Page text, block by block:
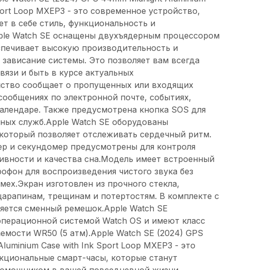
Loop MXEP3 - это современное устройство,
в себе стиль, функциональность и
Watch SE оснащены двухъядерным процессором
высокую производительность и
системы. Это позволяет вам всегда
и быть в курсе актуальных
сообщает о пропущенных или входящих
по электронной почте, событиях,
Также предусмотрена кнопка SOS для
служб.Apple Watch SE оборудованы
позволяет отслеживать сердечный ритм.
и секундомер предусмотрены для контроля
и качества сна.Модель имеет встроенный
для воспроизведения чистого звука без
изготовлен из прочного стекла,
трещинам и потертостям. В комплекте с
сменный ремешок.Apple Watch SE
системой Watch OS и имеют класс
WR50 (5 атм).Apple Watch SE (2024) GPS
Case with Ink Sport Loop MXEP3 - это
смарт-часы, которые станут